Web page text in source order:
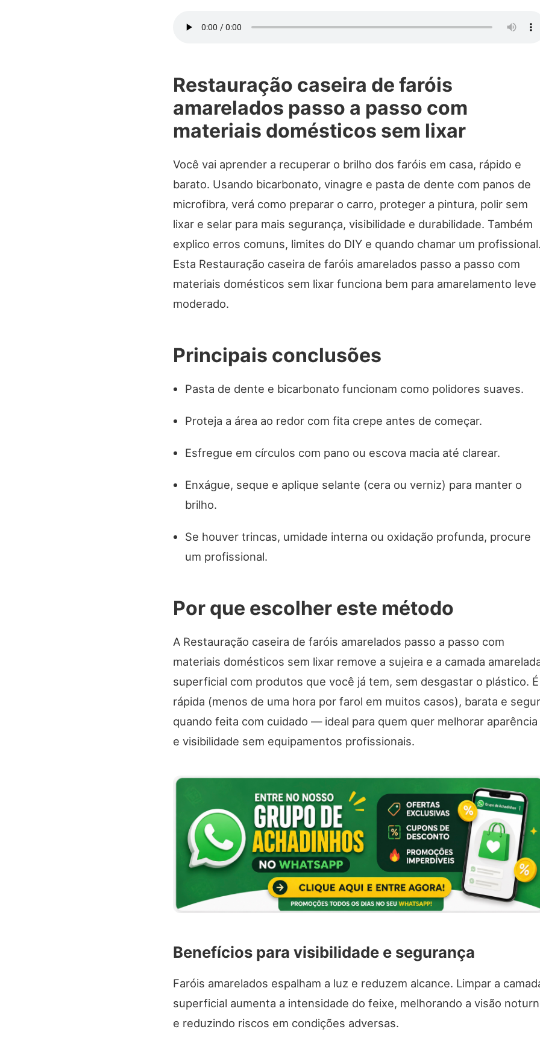
Restauração caseira de faróis
amarelados passo a passo com
materiais domésticos sem lixar
Você vai aprender a recuperar o brilho dos faróis em casa, rápido e
barato. Usando bicarbonato, vinagre e pasta de dente com panos de
microfibra, verá como preparar o carro, proteger a pintura, polir sem
lixar e selar para mais segurança, visibilidade e durabilidade. Também
explico erros comuns, limites do DIY e quando chamar um
Esta Restauração caseira de faróis amarelados passo a passo com
materiais domésticos sem lixar funciona bem para amarelamento leve
moderado.
Principais conclusões
Pasta de dente e bicarbonato funcionam como polidores suaves.
Proteja a área ao redor com fita crepe antes de começar.
Esfregue em círculos com pano ou escova macia até clarear.
Enxágue, seque e aplique selante (cera ou verniz) para manter o
brilho.
Se houver trincas, umidade interna ou oxidação profunda, procure
um profissional.
Por que escolher este método
A Restauração caseira de faróis amarelados passo a passo com
materiais domésticos sem lixar remove a sujeira e a camada
superficial com produtos que você já tem, sem desgastar o plástico. É
rápida (menos de uma hora por farol em muitos casos), barata e
quando feita com cuidado — ideal para quem quer melhorar aparência
e visibilidade sem equipamentos profissionais.
Benefícios para visibilidade e segurança
Faróis amarelados espalham a luz e reduzem alcance. Limpar a
superficial aumenta a intensidade do feixe, melhorando a visão
e reduzindo riscos em condições adversas.